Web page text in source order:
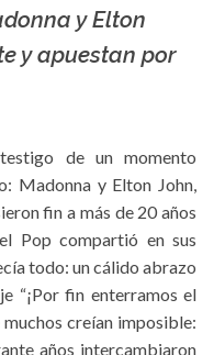
y Elton
y apuestan por
de un momento
Madonna y Elton John,
fin a más de 20 años
Pop compartió en sus
todo: un cálido abrazo
“¡Por fin enterramos el
muchos creían imposible:
años intercambiaron